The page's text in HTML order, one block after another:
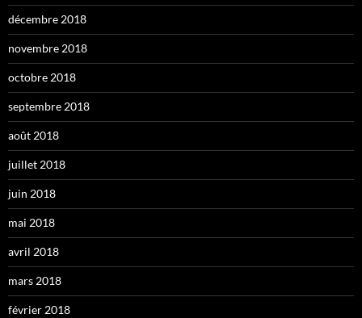
décembre 2018
novembre 2018
octobre 2018
septembre 2018
août 2018
juillet 2018
juin 2018
mai 2018
avril 2018
mars 2018
février 2018